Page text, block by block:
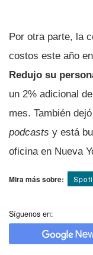
Por otra parte, la
costos este año
Redujo su
un 2% adicional
mes. También
podcasts y está
oficina en Nueva
Mira más sobre:
Síguenos en: